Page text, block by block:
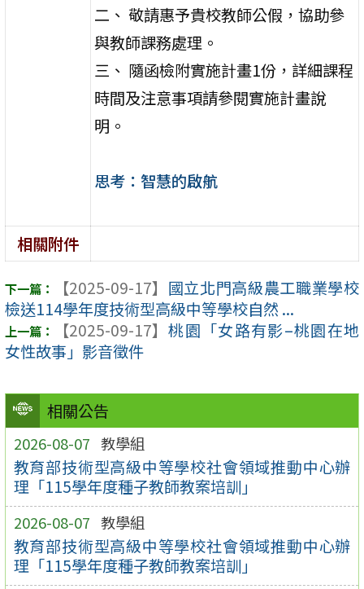
相關公告
2026-08-07 教學組
教育部技術型高級中等學校社會領域推動中心辦
理「115學年度種子教師教案培訓」
2026-08-07 教學組
教育部技術型高級中等學校社會領域推動中心辦
理「115學年度種子教師教案培訓」
二、 敬請惠予貴校教師公假，協助參
與教師課務處理。
三、 隨函檢附實施計畫1份，詳細課程
時間及注意事項請參閱實施計畫說
明。
思考：智慧的啟航
相關附件
【2025-09-17】 國立北門高級農工職業學校
檢送114學年度技術型高級中等學校自然 ...
【2025-09-17】 桃園「女路有影–桃園在地
女性故事」影音徵件